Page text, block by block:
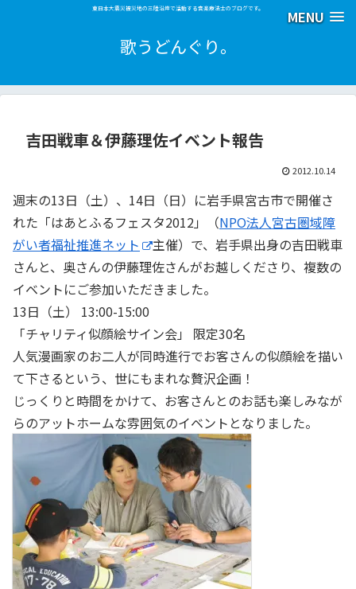
MENU
東日本大震災被災地の三陸沿岸で活動する音楽療法士のブログです。
歌うどんぐり。
吉田戦車＆伊藤理佐イベント報告
2012.10.14
週末の13日（土）、14日（日）に岩手県宮古市で開催さ
れた「はあとふるフェスタ2012」（NPO法人宮古圏域障
がい者福祉推進ネット
主催）で、岩手県出身の吉田戦車
さんと、奥さんの伊藤理佐さんがお越しくださり、複数の
イベントにご参加いただきました。
13日（土） 13:00-15:00
「チャリティ似顔絵サイン会」 限定30名
人気漫画家のお二人が同時進行でお客さんの似顔絵を描い
て下さるという、世にもまれな贅沢企画！
じっくりと時間をかけて、お客さんとのお話も楽しみなが
らのアットホームな雰囲気のイベントとなりました。